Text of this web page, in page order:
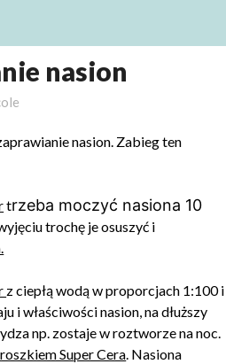
nasion
nasion. Zabieg ten
trzeba moczyć nasiona 10
trochę je osuszyć i
z ciepłą wodą w proporcjach 1:100 i
i właściwości nasion, na dłuższy
np. zostaje w roztworze na noc.
Super Cera. Nasiona